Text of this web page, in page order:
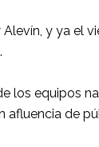
y ya el
equipos
de